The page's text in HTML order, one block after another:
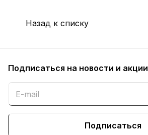
Назад к списку
Подписаться на новости и акции
Подписаться